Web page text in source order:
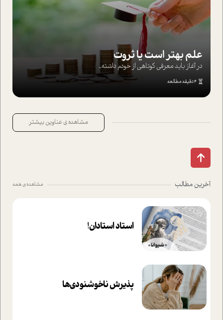
علم بهتر است یا ثروت
در آغاز باید معرفی کوتاهی از خودم داشته...
4 دقیقه مطالعه
مشاهده ی عناوین بیشتر
آخرین مطالب مشاهده ی همه
استاد استادان!
پذیرش ناخوشنودی‌ها